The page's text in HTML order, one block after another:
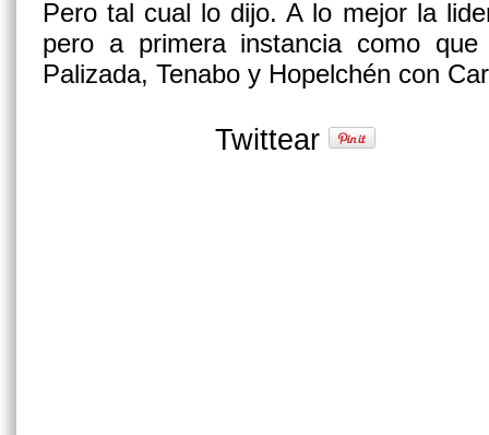
Pero tal cual lo dijo. A lo mejor la
pero a primera instancia como
Palizada, Tenabo y Hopelchén con
Twittear